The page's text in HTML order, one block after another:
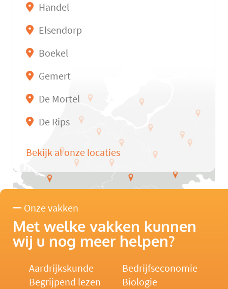
Handel
Elsendorp
Boekel
Gemert
De Mortel
De Rips
Bekijk al onze locaties
Onze vakken
Met welke vakken kunnen
wij u nog meer helpen?
Aardrijkskunde
Bedrijfseconomie
Begrijpend lezen
Biologie